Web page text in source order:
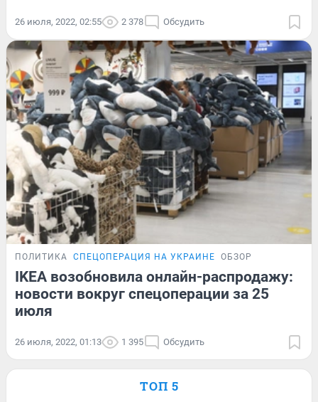
26 июля, 2022, 02:55 2 378 Обсудить
ПОЛИТИКА СПЕЦОПЕРАЦИЯ НА УКРАИНЕ ОБЗОР
IKEA возобновила онлайн-распродажу:
новости вокруг спецоперации за 25
июля
26 июля, 2022, 01:13 1 395 Обсудить
ТОП 5